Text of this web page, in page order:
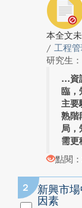
本全文
/ 工程
研究生
資
臨，
主要
熟階
局，
需更
點閱
2
新興市
因素